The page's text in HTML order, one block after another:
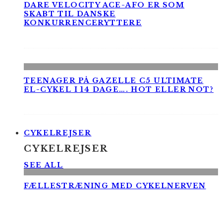
DARE VELOCITY ACE-AFO ER SOM
SKABT TIL DANSKE
KONKURRENCERYTTERE
TEENAGER PÅ GAZELLE C5 ULTIMATE
EL-CYKEL I 14 DAGE…. HOT ELLER NOT?
CYKELREJSER
CYKELREJSER
SEE ALL
FÆLLESTRÆNING MED CYKELNERVEN